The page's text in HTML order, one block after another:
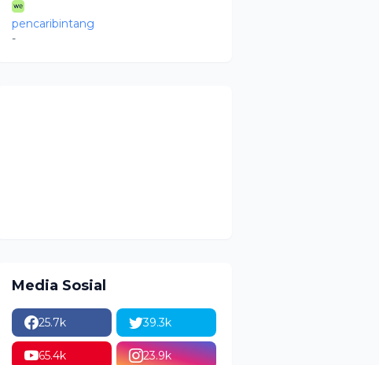
pencaribintang
-
Media Sosial
25.7k 39.3k
65.4k 23.9k